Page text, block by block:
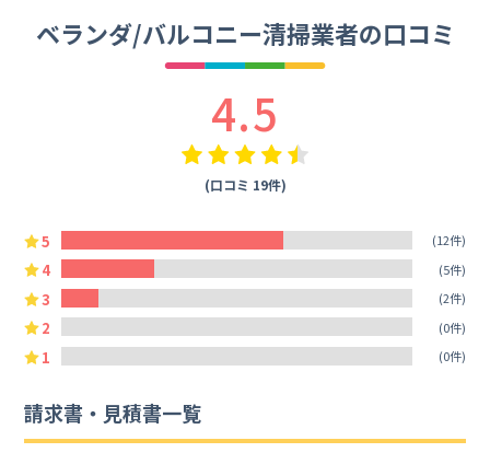
ベランダ/バルコニー清掃業者の口コミ
4.5
(口コミ 19件)
5 (12件)
4 (5件)
3 (2件)
2 (0件)
1 (0件)
請求書・見積書一覧